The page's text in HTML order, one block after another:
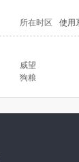
所在时区 使用
威望
狗粮